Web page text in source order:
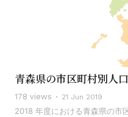
青森県の市区町村別人
178 views 21 Jun 2019
2018 年度における青森県の市